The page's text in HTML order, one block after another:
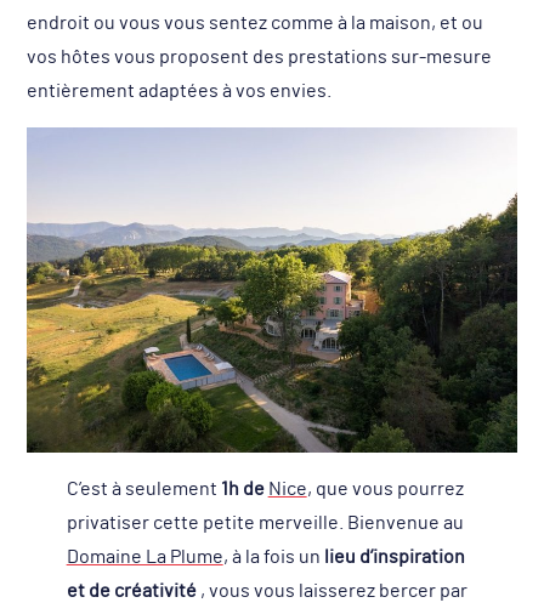
endroit ou vous vous sentez comme à la maison, et ou
vos hôtes vous proposent des prestations sur-mesure
entièrement adaptées à vos envies.
C’est à seulement 1h de Nice, que vous pourrez
privatiser cette petite merveille. Bienvenue au
Domaine La Plume, à la fois un lieu d’inspiration
et de créativité , vous vous laisserez bercer par